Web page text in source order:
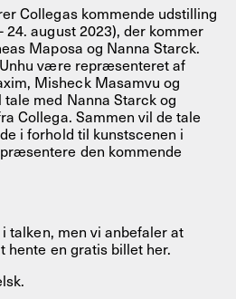
Collegas kommende udstilling
24. august 2023), der kommer
Maposa og Nanna Starck.
være repræsenteret af
Misheck Masamvu og
med Nanna Starck og
Collega. Sammen vil de tale
i forhold til kunstscenen i
den kommende
talken, men vi anbefaler at
hente en gratis billet her.